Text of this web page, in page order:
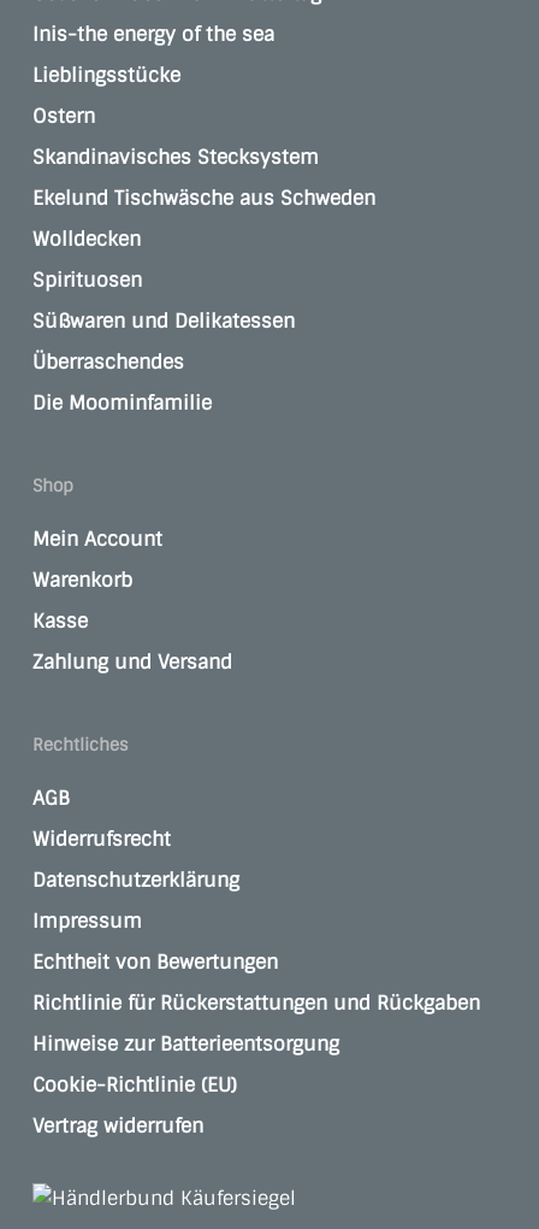
Inis-the energy of the sea
Lieblingsstücke
Ostern
Skandinavisches Stecksystem
Ekelund Tischwäsche aus Schweden
Wolldecken
Spirituosen
Süßwaren und Delikatessen
Überraschendes
Die Moominfamilie
Shop
Mein Account
Warenkorb
Kasse
Zahlung und Versand
Rechtliches
AGB
Widerrufsrecht
Datenschutzerklärung
Impressum
Echtheit von Bewertungen
Richtlinie für Rückerstattungen und Rückgaben
Hinweise zur Batterieentsorgung
Cookie-Richtlinie (EU)
Vertrag widerrufen